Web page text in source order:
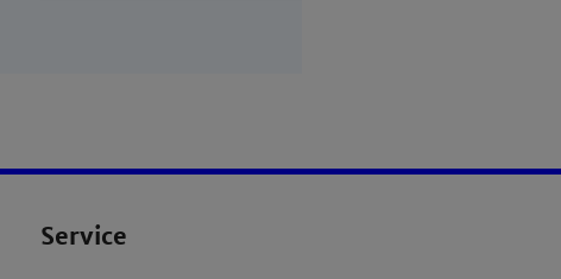
Service